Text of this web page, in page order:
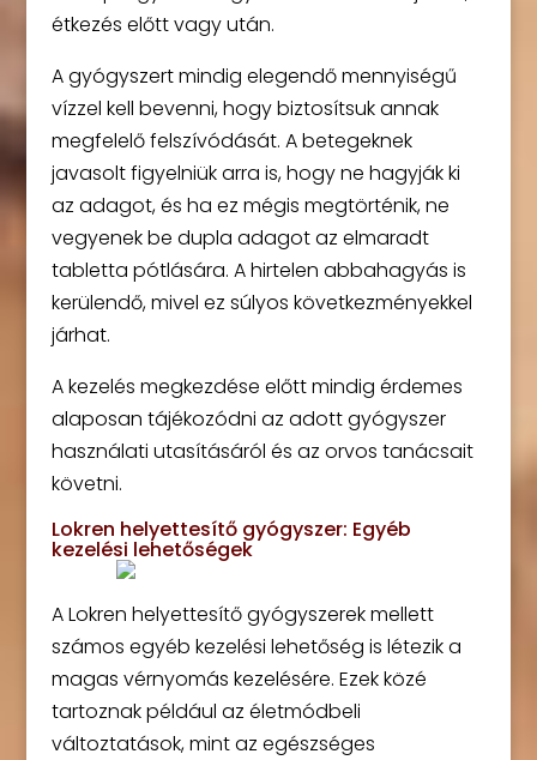
étkezés előtt vagy után.
A gyógyszert mindig elegendő mennyiségű
vízzel kell bevenni, hogy biztosítsuk annak
megfelelő felszívódását. A betegeknek
javasolt figyelniük arra is, hogy ne hagyják ki
az adagot, és ha ez mégis megtörténik, ne
vegyenek be dupla adagot az elmaradt
tabletta pótlására. A hirtelen abbahagyás is
kerülendő, mivel ez súlyos következményekkel
járhat.
A kezelés megkezdése előtt mindig érdemes
alaposan tájékozódni az adott gyógyszer
használati utasításáról és az orvos tanácsait
követni.
Lokren helyettesítő gyógyszer: Egyéb
kezelési lehetőségek
A Lokren helyettesítő gyógyszerek mellett
számos egyéb kezelési lehetőség is létezik a
magas vérnyomás kezelésére. Ezek közé
tartoznak például az életmódbeli
változtatások, mint az egészséges